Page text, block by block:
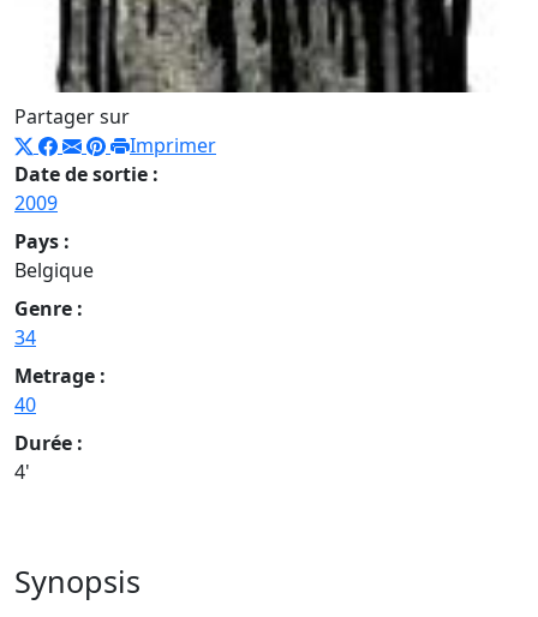
Partager sur
Imprimer
Date de sortie :
2009
Pays :
Belgique
Genre :
34
Metrage :
40
Durée :
4'
Synopsis